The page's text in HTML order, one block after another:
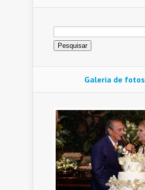
Pesquisar
por:
Galeria de fotos